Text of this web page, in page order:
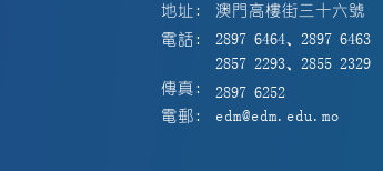
地址:
澳門高樓街三十六號
電話:
2897 6464、2897 6463
2857 2293、2855 2329
傳真:
2897 6252
電郵:
edm@edm.edu.mo